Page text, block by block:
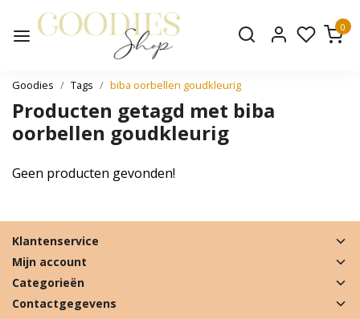
0
Goodies Tags biba oorbellen goudkleurig
Producten getagd met biba
oorbellen goudkleurig
Geen producten gevonden!
Klantenservice
Mijn account
Categorieën
Contactgegevens